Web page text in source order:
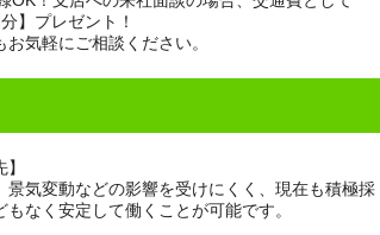
】プレゼント！
気軽にご相談ください。
景気変動などの影響を受けにくく、現在も積極採
なく安定して働くことが可能です。